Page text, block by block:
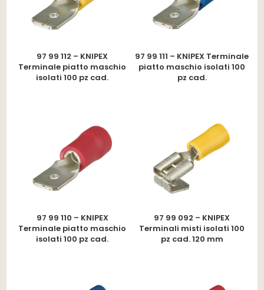
97 99 112 – KNIPEX
Terminale piatto maschio
isolati 100 pz cad.
97 99 111 – KNIPEX Terminale
piatto maschio isolati 100
pz cad.
97 99 110 – KNIPEX
Terminale piatto maschio
isolati 100 pz cad.
97 99 092 – KNIPEX
Terminali misti isolati 100
pz cad. 120 mm